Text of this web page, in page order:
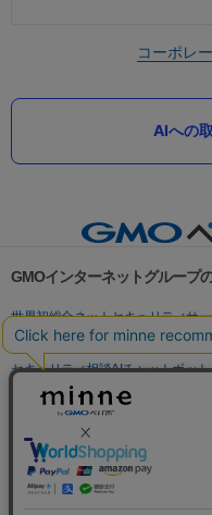
コーポレ
AIへの
GMOインターネットグループ
世界初総合ネットセキュリティサ
パスワード漏洩診断
Webサイ
セキュリティ相談AIチャットボット
実在証明・盗聴対策
サイバー攻撃対策（GMO Flatt
セキュリティ事業の軌跡